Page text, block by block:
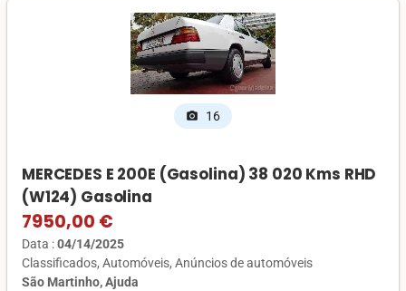
photo_camera 16
MERCEDES E 200E (Gasolina) 38 020 Kms RHD
(W124) Gasolina
7950,00 €
Data :04/14/2025
Classificados Automóveis Anúncios de automóveis
São Martinho, Ajuda